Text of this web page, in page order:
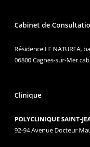
Cabinet de
Résidence LE NATUREA,
06800 Cagnes-sur-Mer
Clinique
POLYCLINIQUE SAINT-
92-94 Avenue Docteur